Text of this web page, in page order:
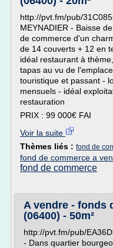
http://pvt.fm/pub/
MEYNADIER - Baisse
de commerce d'un
de 14 couverts + 12 en
idéal restaurant à
tapas au vu de
touristique et passant -
mensuels - idéal
restauration
PRIX : 99 000€ FAI
Voir la suite
Thèmes liés : fond de
fond de commerce a
fond de commerce
A vendre - fonds
(06400) - 50m²
http://pvt.fm/pub/
- Dans quartier